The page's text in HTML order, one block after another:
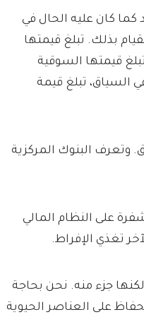
كان عليه الحال في
للقيام بذلك. تبلغ قيمتها
بينما تبلغ قيمتها السوقية
من 3 تريليون دولار. وفي السياق، تبلغ قيمة
وتعرف البنوك المركزية
على النظام المالي
تغذي الإفراط.
جزء منه. نحن بحاجة
على العناصر الحيوية